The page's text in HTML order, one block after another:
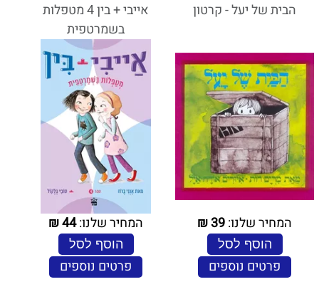
הבית של יעל - קרטון
המחיר שלנו:39
₪
הוסף לסל
פרטים נוספים
אייבי + בין 4 מטפלות
בשמרטפית
המחיר שלנו:44
₪
הוסף לסל
פרטים נוספים